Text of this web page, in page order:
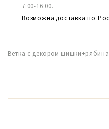
7:00-16:00.
Возможна доставка по
Ветка с декором шишки+рябина